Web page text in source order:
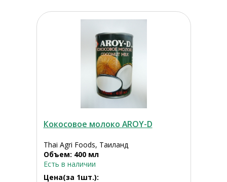
Кокосовое молоко AROY-D
Thai Agri Foods, Таиланд
Объем: 400 мл
Есть в наличии
Цена(за 1шт.):